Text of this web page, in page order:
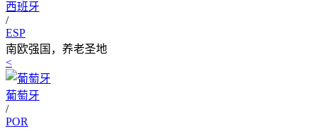
西班牙
/
ESP
南欧强国，养老圣地
<
葡萄牙
/
POR